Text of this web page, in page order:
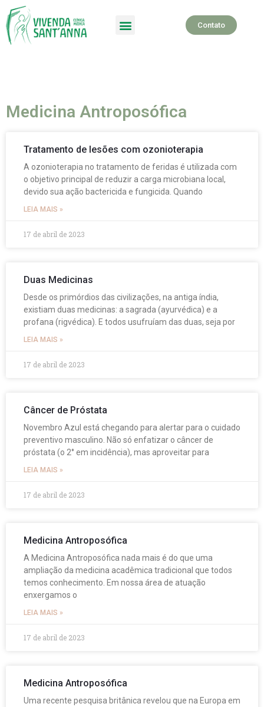
Contato
Medicina Antroposófica
Tratamento de lesões com ozonioterapia
A ozonioterapia no tratamento de feridas é utilizada com
o objetivo principal de reduzir a carga microbiana local,
devido sua ação bactericida e fungicida. Quando
LEIA MAIS »
17 de abril de 2023
Duas Medicinas
Desde os primórdios das civilizações, na antiga índia,
existiam duas medicinas: a sagrada (ayurvédica) e a
profana (rigvédica). E todos usufruíam das duas, seja por
LEIA MAIS »
17 de abril de 2023
Câncer de Próstata
Novembro Azul está chegando para alertar para o cuidado
preventivo masculino. Não só enfatizar o câncer de
próstata (o 2° em incidência), mas aproveitar para
LEIA MAIS »
17 de abril de 2023
Medicina Antroposófica
A Medicina Antroposófica nada mais é do que uma
ampliação da medicina acadêmica tradicional que todos
temos conhecimento. Em nossa área de atuação
enxergamos o
LEIA MAIS »
17 de abril de 2023
Medicina Antroposófica
Uma recente pesquisa britânica revelou que na Europa em